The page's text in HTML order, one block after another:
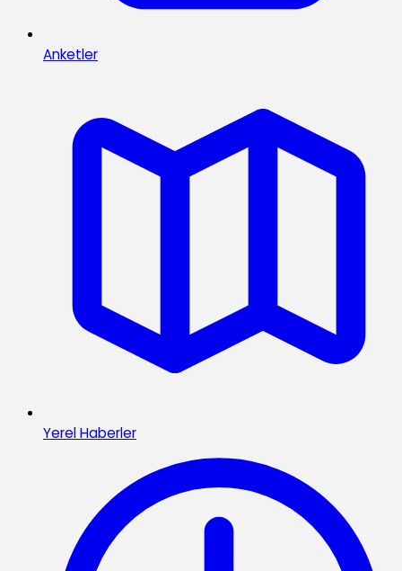
Anketler
Yerel Haberler